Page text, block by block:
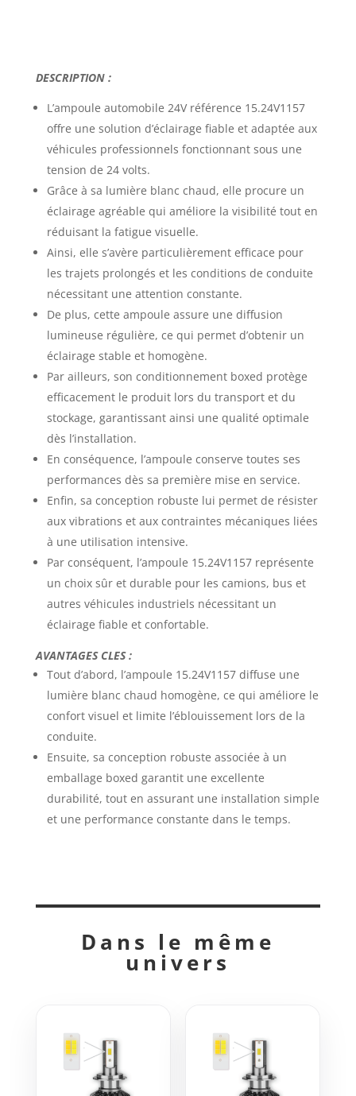
DESCRIPTION :
L’ampoule automobile 24V référence 15.24V1157
offre une solution d’éclairage fiable et adaptée aux
véhicules professionnels fonctionnant sous une
tension de 24 volts.
Grâce à sa lumière blanc chaud, elle procure un
éclairage agréable qui améliore la visibilité tout en
réduisant la fatigue visuelle.
Ainsi, elle s’avère particulièrement efficace pour
les trajets prolongés et les conditions de conduite
nécessitant une attention constante.
De plus, cette ampoule assure une diffusion
lumineuse régulière, ce qui permet d’obtenir un
éclairage stable et homogène.
Par ailleurs, son conditionnement boxed protège
efficacement le produit lors du transport et du
stockage, garantissant ainsi une qualité optimale
dès l’installation.
En conséquence, l’ampoule conserve toutes ses
performances dès sa première mise en service.
Enfin, sa conception robuste lui permet de résister
aux vibrations et aux contraintes mécaniques liées
à une utilisation intensive.
Par conséquent, l’ampoule 15.24V1157 représente
un choix sûr et durable pour les camions, bus et
autres véhicules industriels nécessitant un
éclairage fiable et confortable.
AVANTAGES CLES :
Tout d’abord, l’ampoule 15.24V1157 diffuse une
lumière blanc chaud homogène, ce qui améliore le
confort visuel et limite l’éblouissement lors de la
conduite.
Ensuite, sa conception robuste associée à un
emballage boxed garantit une excellente
durabilité, tout en assurant une installation simple
et une performance constante dans le temps.
Dans le même
univers